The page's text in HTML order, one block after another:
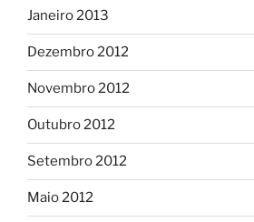
Janeiro 2013
Dezembro 2012
Novembro 2012
Outubro 2012
Setembro 2012
Maio 2012